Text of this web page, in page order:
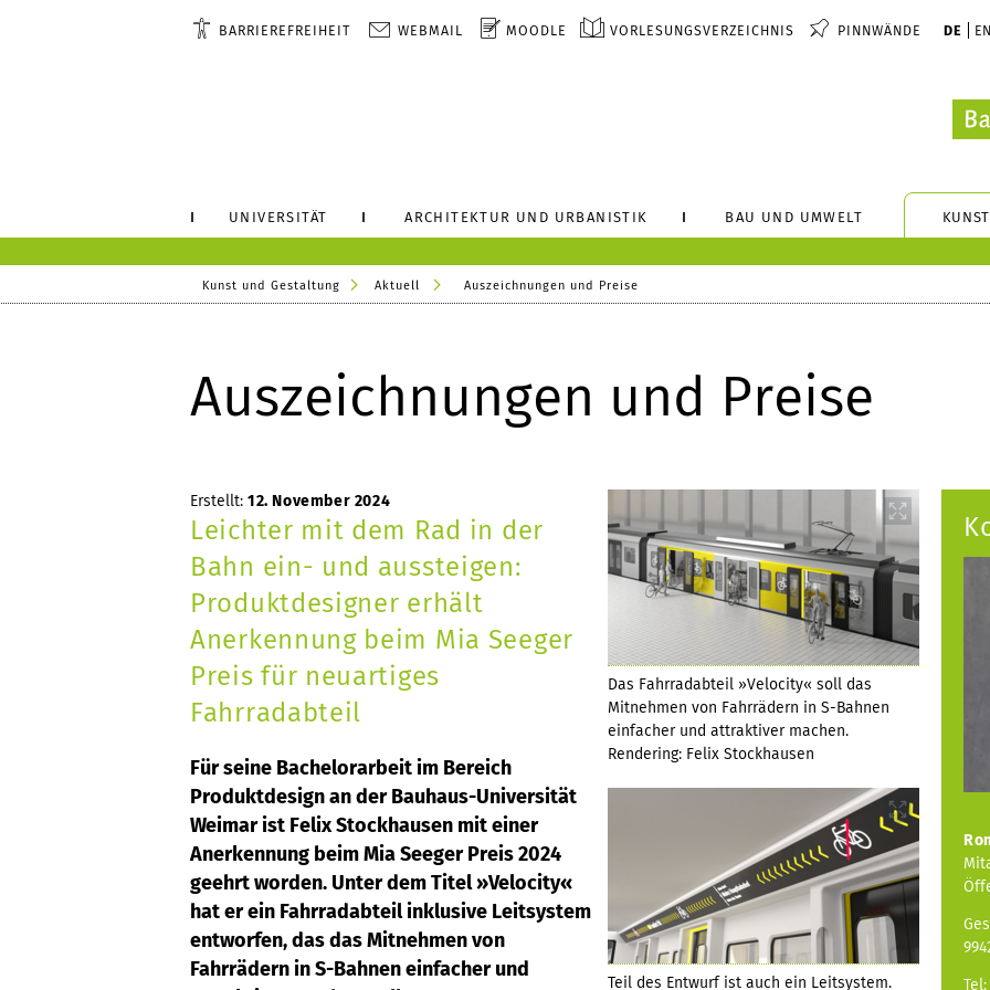
BARRIEREFREIHEIT WEBMAIL MOODLE VORLESUNGSVERZEICHNIS PINNWÄNDE DE EN
UNIVERSITÄT ARCHITEKTUR UND URBANISTIK BAU UND UMWELT
Kunst und Gestaltung Aktuell Auszeichnungen und Preise
Auszeichnungen und Preise
Das Fahrradabteil »Velocity« soll das
Mitnehmen von Fahrrädern in S-Bahnen
einfacher und attraktiver machen.
Rendering: Felix Stockhausen
Teil des Entwurf ist auch ein Leitsystem.
Erstellt: 12. November 2024
Leichter mit dem Rad in der
Bahn ein- und aussteigen:
Produktdesigner erhält
Anerkennung beim Mia Seeger
Preis für neuartiges
Fahrradabteil
Für seine Bachelorarbeit im Bereich
Produktdesign an der Bauhaus-Universität
Weimar ist Felix Stockhausen mit einer
Anerkennung beim Mia Seeger Preis 2024
geehrt worden. Unter dem Titel »Velocity«
hat er ein Fahrradabteil inklusive Leitsystem
entworfen, das das Mitnehmen von
Fahrrädern in S-Bahnen einfacher und